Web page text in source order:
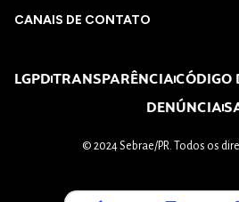
CANAIS DE CONTATO
LGPDTRANSPARÊNCIACÓDIGO
DENÚNCIA
© 2024 Sebrae/PR. Todos os